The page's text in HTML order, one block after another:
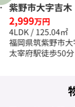
紫野市大字吉
一戸建☆仲介手
☆
2,999万円
4LDK / 125.04㎡
福岡県筑紫野市
太宰府駅徒歩50分